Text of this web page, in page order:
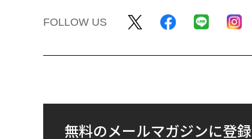
FOLLOW US
無料のメールマガジンに登録